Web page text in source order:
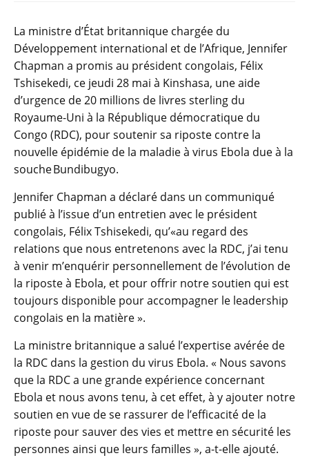
La ministre d’État britannique chargée du
Développement international et de l’Afrique, Jennifer
Chapman a promis au président congolais, Félix
Tshisekedi, ce jeudi 28 mai à Kinshasa, une aide
d’urgence de 20 millions de livres sterling du
Royaume-Uni à la République démocratique du
Congo (RDC), pour soutenir sa riposte contre la
nouvelle épidémie de la maladie à virus Ebola due à la
souche Bundibugyo.
Jennifer Chapman a déclaré dans un communiqué
publié à l’issue d’un entretien avec le président
congolais, Félix Tshisekedi, qu’‎«au regard des
relations que nous entretenons avec la RDC, j’ai tenu
à venir m’enquérir personnellement de l’évolution de
la riposte à Ebola, et pour offrir notre soutien qui est
toujours disponible pour accompagner le leadership
congolais en la matière ».
La ministre britannique a salué l’expertise avérée de
la RDC dans la gestion du virus Ebola. « Nous savons
que la RDC a une grande expérience concernant
Ebola et nous avons tenu, à cet effet, à y ajouter notre
soutien en vue de se rassurer de l’efficacité de la
riposte pour sauver des vies et mettre en sécurité les
personnes ainsi que leurs familles », a-t-elle ajouté. ‎